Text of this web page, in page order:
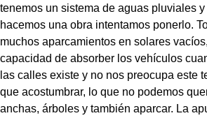
tenemos un sistema de aguas pluviales
hacemos una obra intentamos ponerlo.
muchos aparcamientos en solares
capacidad de absorber los vehículos
las calles existe y no nos preocupa este
que acostumbrar, lo que no podemos
anchas, árboles y también aparcar. La